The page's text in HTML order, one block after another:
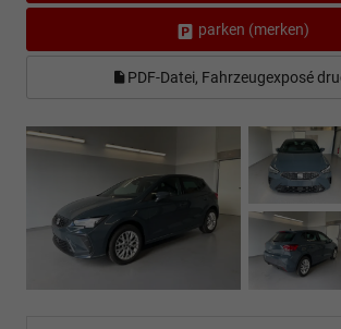
parken (merken)
PDF-Datei, Fahrzeugexposé